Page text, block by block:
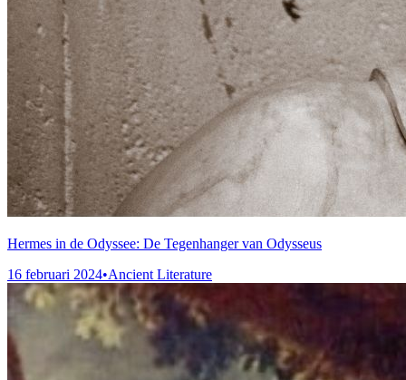
Hermes in de Odyssee: De Tegenhanger van Odysseus
16 februari 2024•Ancient Literature